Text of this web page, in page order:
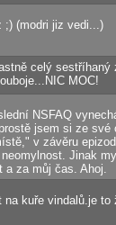
;) (modri jiz vedi...)
celý sestříhaný
MOC!
NSFAQ
jsem si ze své
v závěru
Jinak
za můj čas. Ahoj.
na kuře vindalů.je